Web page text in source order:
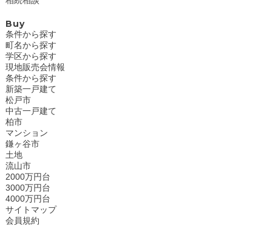
Buy
条件から探す
町名から探す
学区から探す
現地販売会情報
条件から探す
新築一戸建て
松戸市
中古一戸建て
柏市
マンション
鎌ヶ谷市
土地
流山市
2000万円台
3000万円台
4000万円台
サイトマップ
会員規約